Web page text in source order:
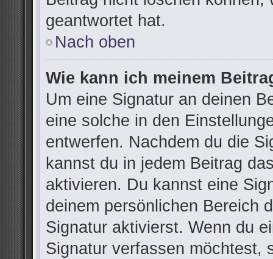
geantwortet hat.
Nach oben
Wie kann ich meinem
Um eine Signatur an deinen
eine solche in den
entwerfen. Nachdem du die
kannst du in jedem Beitrag
aktivieren. Du kannst eine
deinem persönlichen Bereich
Signatur aktivierst. Wenn du
Signatur verfassen möchtest,